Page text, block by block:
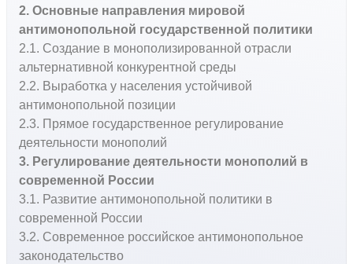
2. Основные направления мировой
антимонопольной государственной политики
2.1. Создание в монополизированной отрасли
альтернативной конкурентной среды
2.2. Выработка у населения устойчивой
антимонопольной позиции
2.3. Прямое государственное регулирование
деятельности монополий
3. Регулирование деятельности монополий в
современной России
3.1. Развитие антимонопольной политики в
современной России
3.2. Современное российское антимонопольное
законодательство